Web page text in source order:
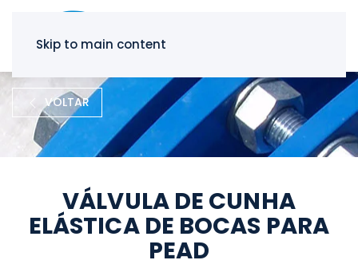
Skip to main content
VOLTAR
VÁLVULA DE CUNHA
ELÁSTICA DE BOCAS PARA
PEAD